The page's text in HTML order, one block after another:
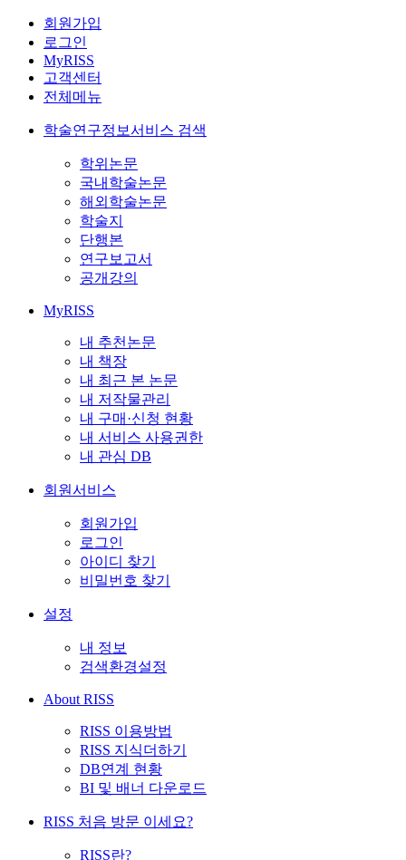
회원가입
로그인
MyRISS
고객센터
전체메뉴
학술연구정보서비스 검색
학위논문
국내학술논문
해외학술논문
학술지
단행본
연구보고서
공개강의
MyRISS
내 추천논문
내 책장
내 최근 본 논문
내 저작물관리
내 구매·신청 현황
내 서비스 사용권한
내 관심 DB
회원서비스
회원가입
로그인
아이디 찾기
비밀번호 찾기
설정
내 정보
검색환경설정
About RISS
RISS 이용방법
RISS 지식더하기
DB연계 현황
BI 및 배너 다운로드
RISS 처음 방문 이세요?
RISS란?